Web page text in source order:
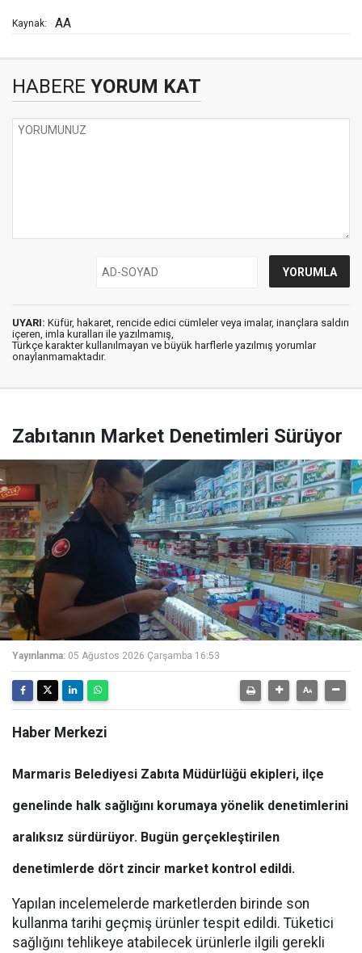
Kaynak: AA
HABERE YORUM KAT
UYARI: Küfür, hakaret, rencide edici cümleler veya imalar, inançlara saldırı
içeren, imla kuralları ile yazılmamış,
Türkçe karakter kullanılmayan ve büyük harflerle yazılmış yorumlar
onaylanmamaktadır.
Zabıtanın Market Denetimleri Sürüyor
Yayınlanma: 05 Ağustos 2026 Çarşamba 16:53
Haber Merkezi
Marmaris Belediyesi Zabıta Müdürlüğü ekipleri, ilçe
genelinde halk sağlığını korumaya yönelik denetimlerini
aralıksız sürdürüyor. Bugün gerçekleştirilen
denetimlerde dört zincir market kontrol edildi.
Yapılan incelemelerde marketlerden birinde son
kullanma tarihi geçmiş ürünler tespit edildi. Tüketici
sağlığını tehlikeye atabilecek ürünlerle ilgili gerekli